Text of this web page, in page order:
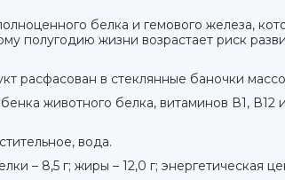
белка и гемового железа,
полугодию жизни возрастает риск
расфасован в стеклянные баночки
животного белка, витаминов В1,
вода.
– 8,5 г; жиры – 12,0 г; энергетическая